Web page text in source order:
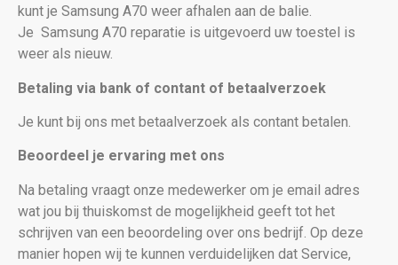
kunt je Samsung A70 weer afhalen aan de balie.
Je Samsung A70 reparatie is uitgevoerd uw toestel is
weer als nieuw.
Betaling via bank of contant of betaalverzoek
Je kunt bij ons met betaalverzoek als contant betalen.
Beoordeel je ervaring met ons
Na betaling vraagt onze medewerker om je email adres
wat jou bij thuiskomst de mogelijkheid geeft tot het
schrijven van een beoordeling over ons bedrijf. Op deze
manier hopen wij te kunnen verduidelijken dat Service,